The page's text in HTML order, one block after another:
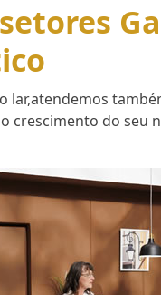
lar,atendemos
crescimento do seu